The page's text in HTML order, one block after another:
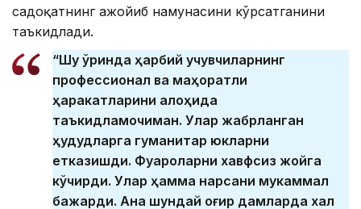
садоқатнинг ажойиб намунасини кўрсатганини
таъкидлади.
“Шу ўринда ҳарбий учувчиларнинг
профессионал ва маҳоратли
ҳаракатларини алоҳида
таъкидламоқчиман. Улар жабрланган
ҳудудларга гуманитар юкларни
етказишди. Фуқароларни хавфсиз жойга
кўчирди. Улар ҳамма нарсани мукаммал
бажарди. Ана шундай оғир дамларда халқ